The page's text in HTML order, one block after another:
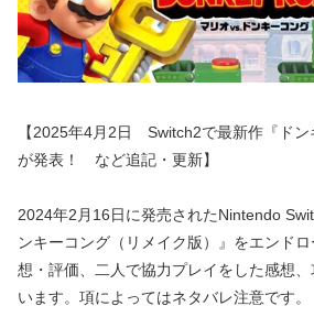
【2025年4月2日 Switch2で最新作『ドン
が発表！ など追記・更新】
2024年2月16日に発売されたNintendo
ンキーコング（リメイク版）』をエンド
想・評価、二人で協力プレイをした感想
います。項によってはネタバレ注意です。